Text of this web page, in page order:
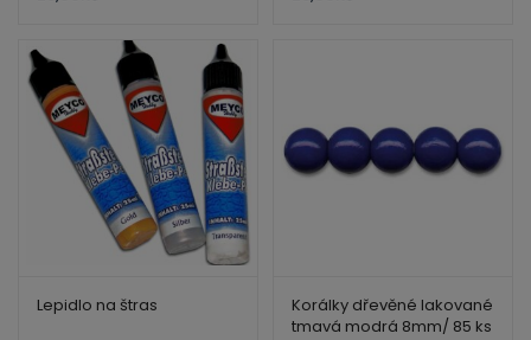
Lepidlo na štras
Korálky dřevěné lakované
tmavá modrá 8mm/ 85 ks